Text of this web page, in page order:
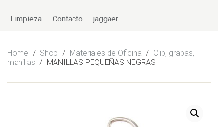
Limpieza Contacto jaggaer
Home / Shop / Materiales de Oficina / Clip, grapas,
manillas / MANILLAS PEQUEÑAS NEGRAS